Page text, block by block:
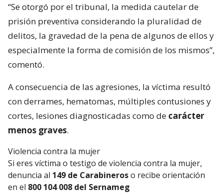
“Se otorgó por el tribunal, la medida cautelar de
prisión preventiva considerando la pluralidad de
delitos, la gravedad de la pena de algunos de ellos y
especialmente la forma de comisión de los mismos”,
comentó.
A consecuencia de las agresiones, la víctima resultó
con derrames, hematomas, múltiples contusiones y
cortes, lesiones diagnosticadas como de carácter
menos graves.
Violencia contra la mujer
Si eres víctima o testigo de violencia contra la mujer,
denuncia al 149 de Carabineroso recibe orientación
en el 800 104 008 del Sernameg